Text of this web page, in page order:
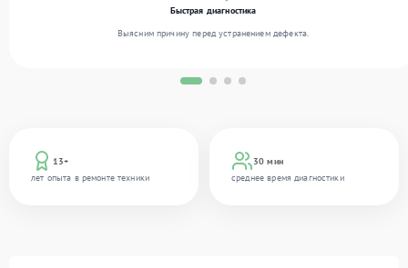
13+
лет опыта в ремонте техники
30 мин
среднее время диагностики
Быстрая диагностика
Выясним причину перед устранением дефекта.